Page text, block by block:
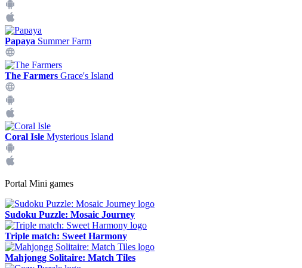
Papaya Summer Farm
The Farmers Grace's Island
Coral Isle Mysterious Island
Portal Mini games
Sudoku Puzzle: Mosaic Journey
Triple match: Sweet Harmony
Mahjongg Solitaire: Match Tiles